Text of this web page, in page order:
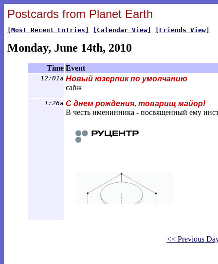
Postcards from Planet Earth
[Most Recent Entries] [Calendar View] [Friends View]
Monday, June 14th, 2010
Time Event
12:01a Новый юзерпик по умолчанию
сабж
1:26a С днем рождения, товарищ майор!
В честь именинника - посвященный ему
<< Previous